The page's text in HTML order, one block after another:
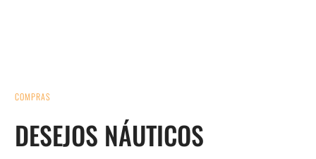
COMPRAS
DESEJOS NÁUTICOS